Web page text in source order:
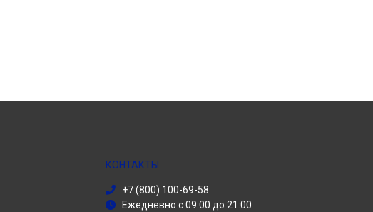
КОНТАКТЫ
+7 (800) 100-69-58
Ежедневно с 09:00 до 21:00